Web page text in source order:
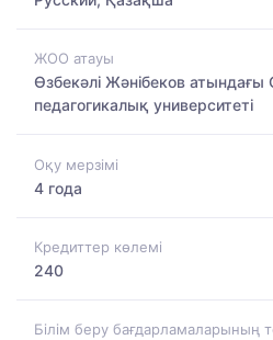
ЖОО атауы
Өзбекәлі Жәнібеков атындағы
педагогикалық университеті
Оқу мерзімі
4 года
Кредиттер көлемі
240
Білім беру бағдарламаларының